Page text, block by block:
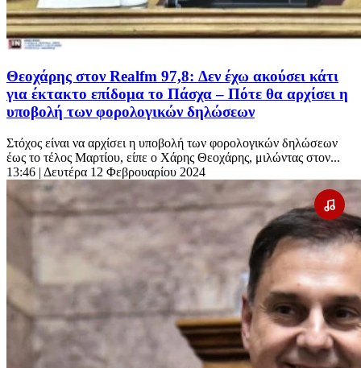
Θεοχάρης στον Realfm 97,8: Δεν έχω ακούσει κάτι
για έκτακτο επίδομα το Πάσχα – Πότε θα αρχίσει η
υποβολή των φορολογικών δηλώσεων
Στόχος είναι να αρχίσει η υποβολή των φορολογικών δηλώσεων
έως το τέλος Μαρτίου, είπε ο Χάρης Θεοχάρης, μιλώντας στον...
13:46 | Δευτέρα 12 Φεβρουαρίου 2024